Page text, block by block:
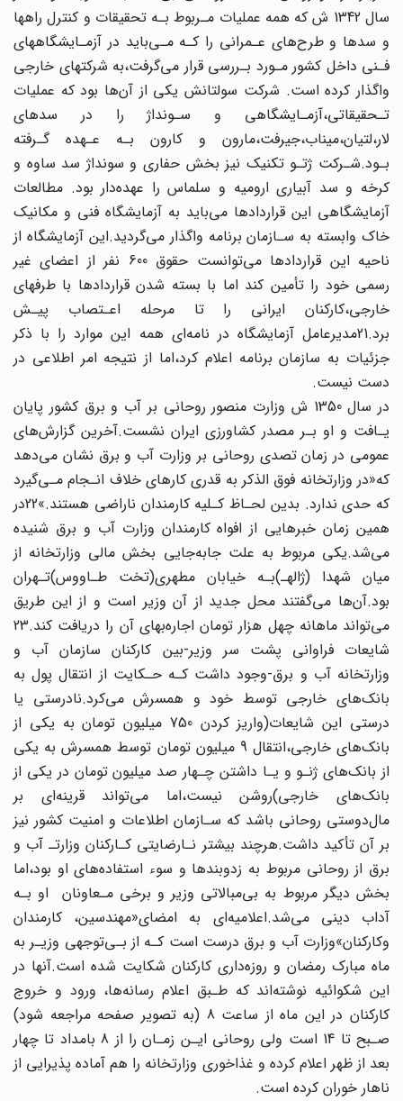
سال 1342 ش که همه عملیات مـربوط بـه تحقیقات و کنترل راهها
و سدها‌ و طرح‌های‌‌ عـمرانی‌ را کـه مـی‌باید در آزمـایشگاههای
فـنی داخل کشور‌ مـورد‌ بـررسی قرار می‌گرفت،به‌ شرکتهای خارجی
واگذار کرده است. شرکت سولتانش یکی از آن‌ها بود که عملیات
تـحقیقاتی،آزمـایشگاهی‌ و سـونداژ‌ را‌ در سدهای
لار،لتیان،میناب،جیرفت،مارون و کارون بـه عـهده‌ گـرفته
بـود.شـرکت ژتـو تکنیک نیز بخش حفاری و سونداژ سد ساوه و
کرخه و سد آبیاری ارومیه و سلماس را عهده‌دار‌ بود‌. مطالعات‌
آزمایشگاهی این قراردادها می‌باید به آزمایشگاه فنی و مکانیک
خاک وابسته به‌ سـازمان‌‌ برنامه واگذار می‌گردید.این آزمایشگاه از
ناحیه این قراردادها می‌توانست حقوق 600 نفر از اعضای غیر‌
رسمی‌ خود‌ را تأمین کند اما با بسته شدن قراردادها با طرفهای
خارجی،کارکنان‌‌ ایرانی‌ را‌ تا مرحله اعـتصاب پیـش
برد.21مدیرعامل آزمایشگاه در نامه‌ای همه این موارد را‌ با‌ ذکر‌
جزئیات به سازمان برنامه اعلام کرد،اما از نتیجه امر اطلاعی در
دست نیست‌.
در‌ سال 1350 ش وزارت منصور روحانی بر آب و برق کشور پایان
یـافت و او بـر‌ مصدر‌ کشاورزی‌ ایران نشست.آخرین گزارش‌های
عمومی در زمان تصدی روحانی بر وزارت آب و برق نشان‌ می‌دهد‌
که«در وزارتخانه فوق الذکر به قدری کارهای خلاف انـجام مـی‌گیرد
که حدی‌ ندارد‌. بدین‌ لحـاظ کـلیه کارمندان ناراضی هستند.»22در
همین زمان خبرهایی از افواه کارمندان وزارت‌ آب‌ و برق‌ شنیده
می‌شد.یکی مربوط به علت جابه‌جایی بخش مالی وزارتخانه از
میان‌ شهدا‌ (ژالهـ‌)بـه خیابان مطهری(تخت طـاووس)تـهران
بود.آن‌ها می‌گفتند محل جدید از آن وزیر است‌ و از‌ این‌ طریق
شایعات‌ فراوانی پشت سر وزیر-بین کارکنان سازمان آب و
وزارتخانه آب و برق-وجود داشت‌ کـه حـکایت از‌ انتقال‌ پول به
بانک‌های خارجی توسط خود و همسرش می‌کرد.نادرستی یا
درستی این‌ شایعات‌(واریز کردن 750 میلیون تومان به یکی‌ از‌
بانک‌های‌ خارجی،انتقال 9 میلیون تومان توسط همسرش به‌ یکی‌
از بانک‌های ژنـو و یـا داشتن چـهار صد میلیون تومان در یکی از
بانک‌های‌ خارجی‌)روشن نیست،اما می‌تواند قرینه‌ای‌ بر‌
مال‌دوستی روحانی‌ باشد‌ که‌‌ سـازمان اطلاعات و امنیت کشور نیز
بر‌ آن‌ تأکید داشت.هرچند بیشتر نـارضایتی کـارکنان وزارتـ‌ آب و
برق از روحانی مربوط‌ به‌ زدوبندها و سوء استفاده‌های او بود،اما‌
بخش دیگر مربوط به‌‌ بی‌مبالاتی‌ وزیر و برخی مـعاونان ‌ ‌او بـه‌
آداب‌ دینی می‌شد.اعلامیه‌ای به امضای«مهندسین، کارمندان
وکارکنان»وزارت آب و برق درست است‌ کـه‌ از بـی‌توجهی وزیـر به
ماه‌ مبارک‌ رمضان‌‌ و روزه‌داری کارکنان شکایت‌ شده‌ است.آنها در
این‌ شکوائیه‌ نوشته‌اند که طـبق اعلام رسانه‌ها، ورود و خروج
کارکنان در این ماه از ساعت 8 (به‌ تصویر‌ صفحه مراجعه شود)
صـبح تا 14‌ است‌ ولی روحانی‌ ایـن‌ زمـان‌ را از 8 بامداد تا‌ چهار
بعد از ظهر اعلام کرده و غذاخوری وزارتخانه را هم آماده پذیرایی از
ناهار خوران‌ کرده‌ است.